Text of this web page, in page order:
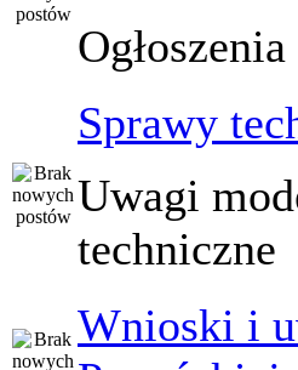
Sprawy
Uwagi
techniczne
Wnioski i